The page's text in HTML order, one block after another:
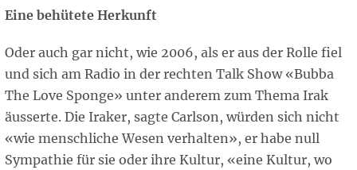
Eine behütete Herkunft
Oder auch gar nicht, wie 2006, als er aus der Rolle fiel
und sich am Radio in der rechten Talk Show «Bubba
The Love Sponge» unter anderem zum Thema Irak
äusserte. Die Iraker, sagte Carlson, würden sich nicht
«wie menschliche Wesen verhalten», er habe null
Sympathie für sie oder ihre Kultur, «eine Kultur, wo